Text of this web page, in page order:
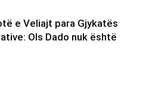
e Veliajt para Gjykatës
Ols Dado nuk është